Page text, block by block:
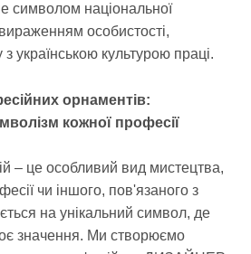
символом національної
особистості,
з українською культурою праці.
орнаментів:
кожної професії
– це особливий вид мистецтва,
чи іншого, пов'язаного з
на унікальний символ, де
значення. Ми створюємо